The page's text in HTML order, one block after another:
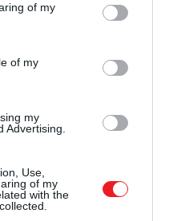
You may click to
and its third-party tags to
purposes in below Google
of my
of my
my
Advertising.
Use,
of my
with the
élményként
up étterem-
az elmúlt